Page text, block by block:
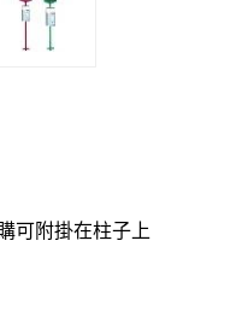
可附掛在柱子上